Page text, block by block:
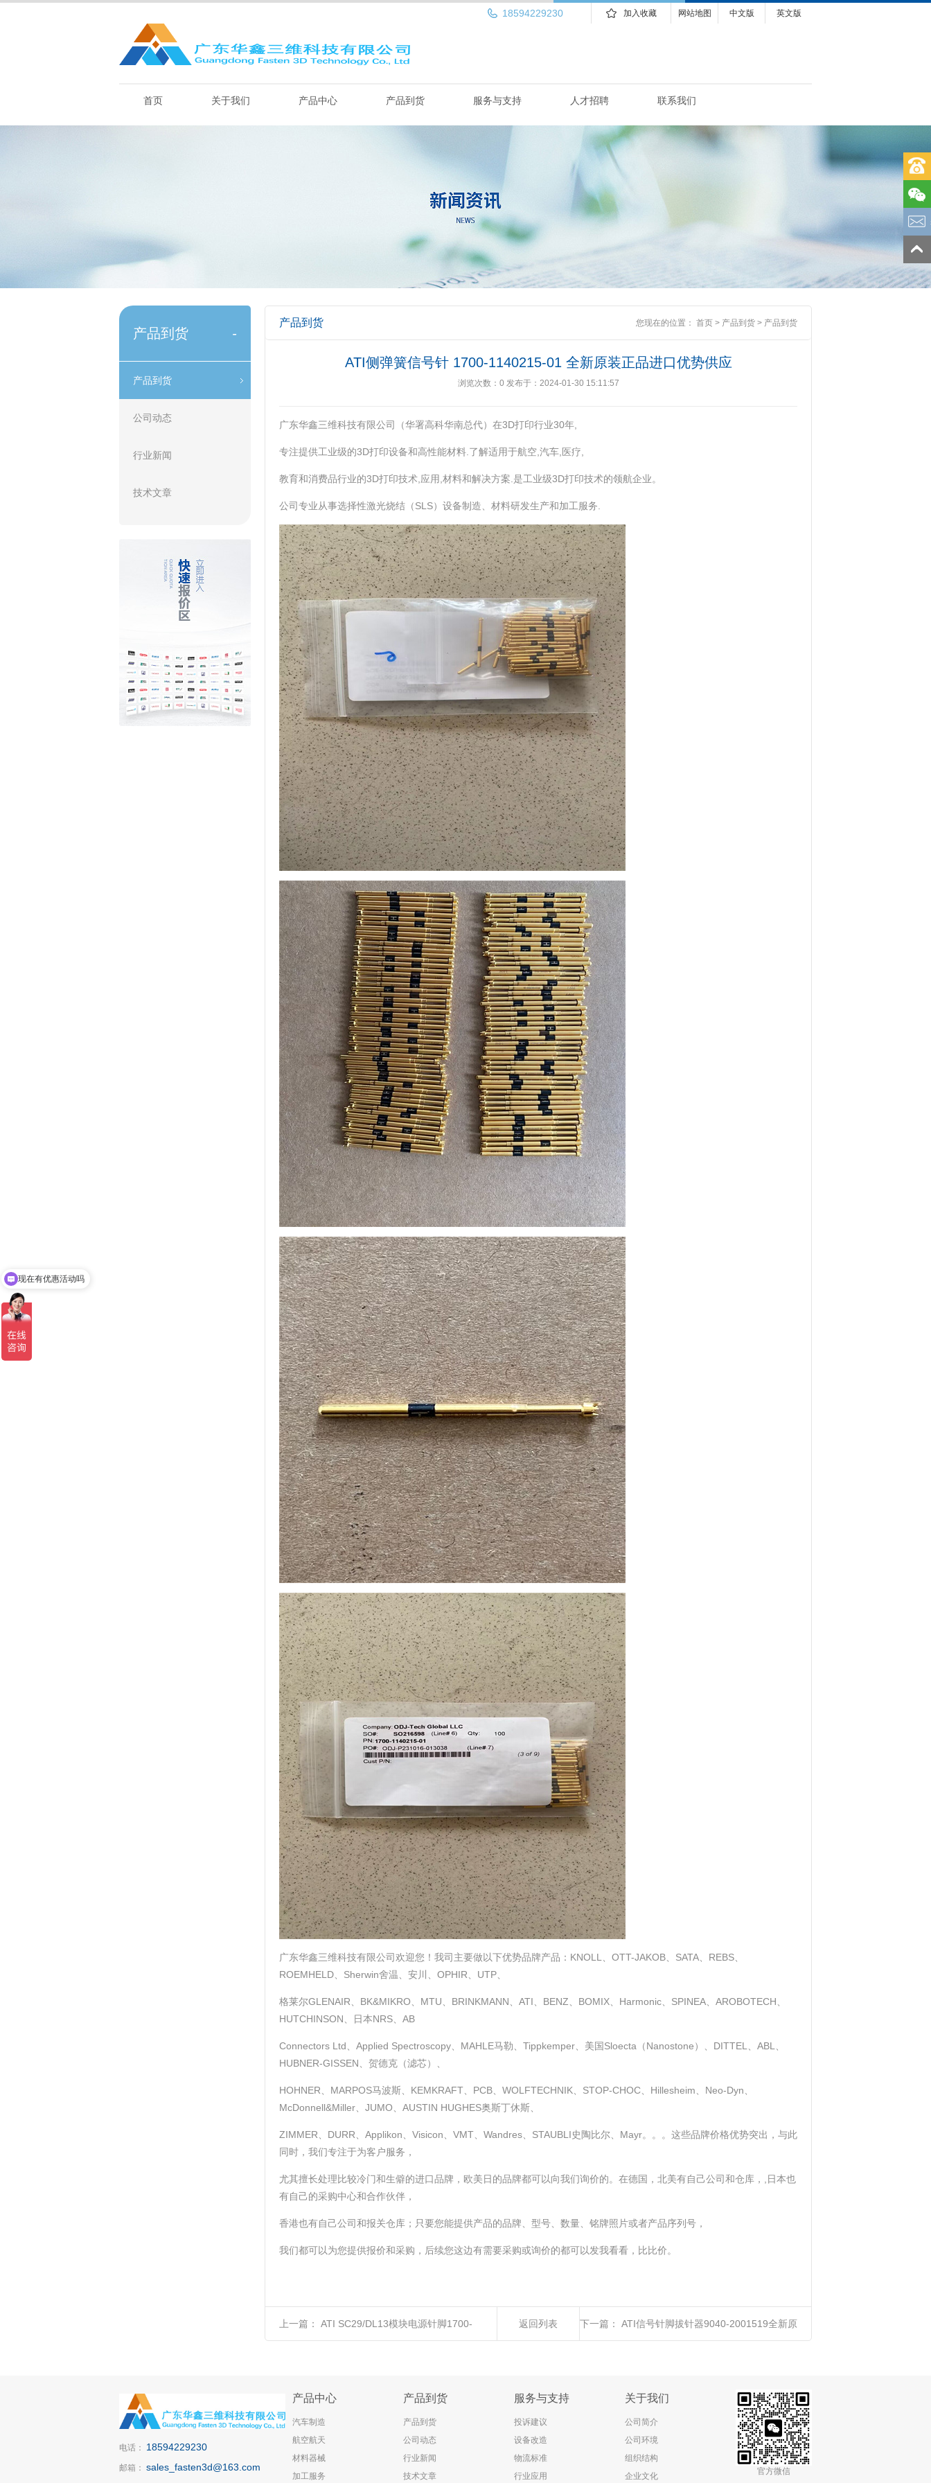
英文版
中文版
网站地图
加入收藏
18594229230
首页 关于我们 产品中心 产品到货 服务与支持 人才招聘 联系我们
产品到货 -
产品到货
公司动态
行业新闻
技术文章
产品到货 您现在的位置： 首页 > 产品到货 > 产品到货
ATI侧弹簧信号针 1700-1140215-01 全新原装正品进口优势供应
浏览次数： 0 发布于：2024-01-30 15:11:57
广东华鑫三维科技有限公司（华署高科华南总代）在3D打印行业30年,
专注提供工业级的3D打印设备和高性能材料.了解适用于航空,汽车,医疗,
教育和消费品行业的3D打印技术,应用,材料和解决方案.是工业级3D打印技术的领航企业。
公司专业从事选择性激光烧结（SLS）设备制造、材料研发生产和加工服务.
广东华鑫三维科技有限公司欢迎您！我司主要做以下优势品牌产品：KNOLL、OTT-JAKOB、SATA、REBS、
ROEMHELD、Sherwin舍温、安川、OPHIR、UTP、
格莱尔GLENAIR、BK&MIKRO、MTU、BRINKMANN、ATI、BENZ、BOMIX、Harmonic、SPINEA、AROBOTECH、
HUTCHINSON、日本NRS、AB
Connectors Ltd、Applied Spectroscopy、MAHLE马勒、Tippkemper、美国Sloecta（Nanostone）、DITTEL、ABL、
HUBNER-GISSEN、贺德克（滤芯）、
HOHNER、MARPOS马波斯、KEMKRAFT、PCB、WOLFTECHNIK、STOP-CHOC、Hillesheim、Neo-Dyn、
McDonnell&Miller、JUMO、AUSTIN HUGHES奥斯丁休斯、
ZIMMER、DURR、Applikon、Visicon、VMT、Wandres、STAUBLI史陶比尔、Mayr。。。这些品牌价格优势突出，与此
同时，我们专注于为客户服务，
尤其擅长处理比较冷门和生僻的进口品牌，欧美日的品牌都可以向我们询价的。在德国，北美有自己公司和仓库，,日本也
有自己的采购中心和合作伙伴，
香港也有自己公司和报关仓库；只要您能提供产品的品牌、型号、数量、铭牌照片或者产品序列号，
我们都可以为您提供报价和采购，后续您这边有需要采购或询价的都可以发我看看，比比价。
上一篇： ATI SC29/DL13模块电源针脚1700- 返回列表 下一篇： ATI信号针脚拔针器9040-2001519全新原
电话： 18594229230
邮箱： sales_fasten3d@163.com
产品中心
汽车制造
航空航天
材料器械
加工服务
产品到货
产品到货
公司动态
行业新闻
技术文章
服务与支持
投诉建议
设备改造
物流标准
行业应用
关于我们
公司简介
公司环境
组织结构
企业文化
官方微信
现在有优惠活动吗